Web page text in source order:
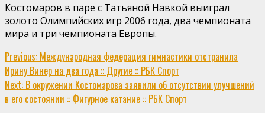
Костомаров в паре с Татьяной Навкой выиграл
золото Олимпийских игр 2006 года, два чемпионата
мира и три чемпионата Европы.
Continue
Reading
Previous: Международная федерация гимнастики отстранила
Ирину Винер на два года :: Другие :: РБК Спорт
Next: В окружении Костомарова заявили об отсутствии улучшений
в его состоянии :: Фигурное катание :: РБК Спорт